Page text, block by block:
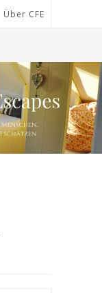
Über CFE